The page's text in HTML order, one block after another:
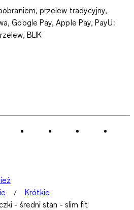
przelew tradycyjny,
Google Pay, Apple Pay, PayU:
BLIK
Krótkie
- średni stan - slim fit